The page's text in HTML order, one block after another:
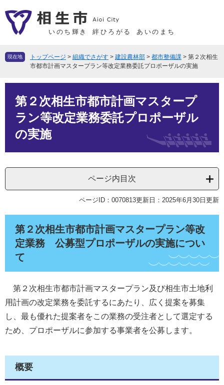
ー
先
ニ
を
いのち輝き 絆ひろがる あいのまち
現在地 トップページ > 組織でさがす > 建設農林部 > 都市整備課 > 第２次相生
市都市計画マスタープラン等改定業務委託プロポーザルの実施
第２次相生市都市計画マスタープ
ラン等改定業務委託プロポーザル
の実施
ページ内目次
ページID：0070813更新日：2025年6月30日更新
第２次相生市都市計画マスタープラン等改
定業務 公募型プロポーザルの実施につい
て
第２次相生市都市計画マスタープラン及び相生市土地利
用計画の改定業務を委託するにあたり、広く提案を募集
し、最も優れた提案者をこの業務の受注者として選定する
ため、プロポーザルに参加する事業者を公募します。
概要